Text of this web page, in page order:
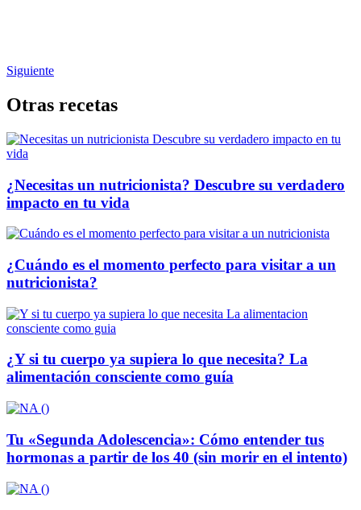
Siguiente
Otras recetas
¿Necesitas un nutricionista? Descubre su verdadero
impacto en tu vida
¿Cuándo es el momento perfecto para visitar a un
nutricionista?
¿Y si tu cuerpo ya supiera lo que necesita? La
alimentación consciente como guía
Tu «Segunda Adolescencia»: Cómo entender tus
hormonas a partir de los 40 (sin morir en el intento)